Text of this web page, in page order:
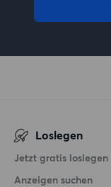
Loslegen
Jetzt gratis loslegen
Anzeigen suchen